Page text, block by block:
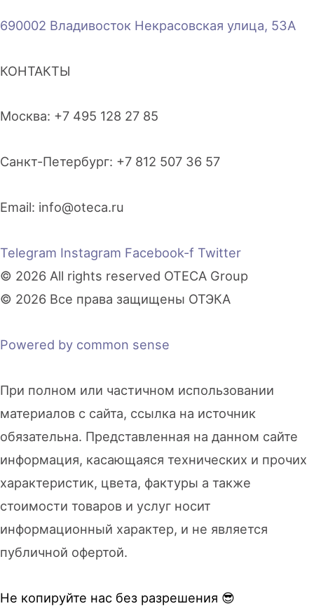
690002 Владивосток Некрасовская улица, 53А
КОНТАКТЫ
Москва: +7 495 128 27 85
Санкт-Петербург: +7 812 507 36 57
Email: info@oteca.ru
Telegram Instagram Facebook-f Twitter
© 2026 All rights reserved OTECA Group
© 2026 Все права защищены ОТЭКА
Powered by common sense
При полном или частичном использовании
материалов с сайта, ссылка на источник
обязательна. Представленная на данном сайте
информация, касающаяся технических и прочих
характеристик, цвета, фактуры а также
стоимости товаров и услуг носит
информационный характер, и не является
публичной офертой.
Не копируйте нас без разрешения 😎